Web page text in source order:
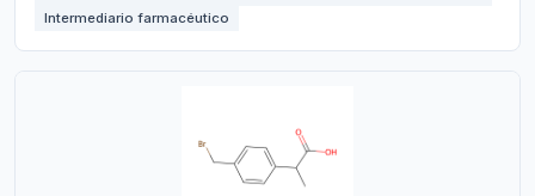
Intermediario farmacéutico